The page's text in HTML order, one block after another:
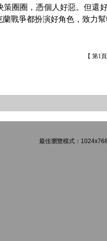
策圈圈，憑個人好惡。但還
戰爭都扮演好角色，致力
【 第1
最佳瀏覽模式：